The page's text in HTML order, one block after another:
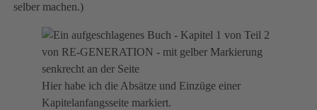
selber machen.)
Hier habe ich die Absätze und Einzüge einer
Kapitelanfangsseite markiert.